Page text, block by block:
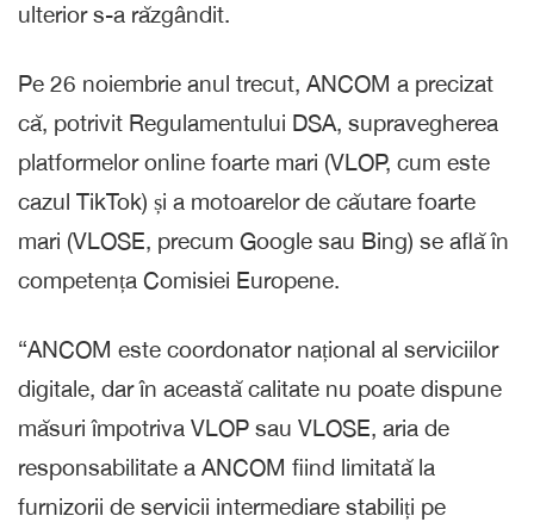
ulterior s-a răzgândit.
Pe 26 noiembrie anul trecut, ANCOM a precizat
că, potrivit Regulamentului DSA, supravegherea
platformelor online foarte mari (VLOP, cum este
cazul TikTok) și a motoarelor de căutare foarte
mari (VLOSE, precum Google sau Bing) se află în
competența Comisiei Europene.
“ANCOM este coordonator național al serviciilor
digitale, dar în această calitate nu poate dispune
măsuri împotriva VLOP sau VLOSE, aria de
responsabilitate a ANCOM fiind limitată la
furnizorii de servicii intermediare stabiliți pe